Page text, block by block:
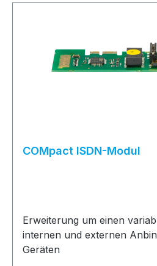
COMpact ISDN-Modul
Erweiterung um einen
internen und externen
Geräten